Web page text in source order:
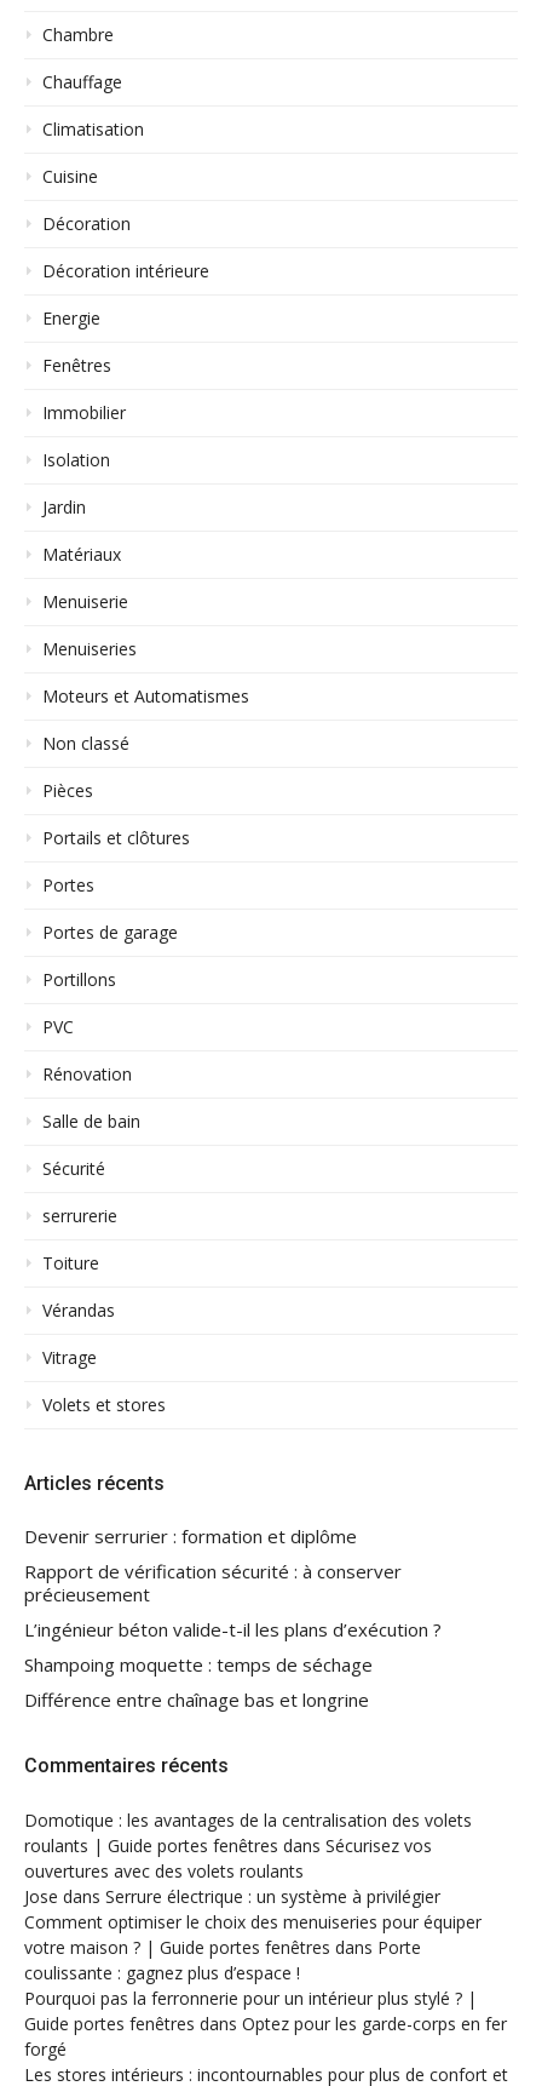
Chambre
Chauffage
Climatisation
Cuisine
Décoration
Décoration intérieure
Energie
Fenêtres
Immobilier
Isolation
Jardin
Matériaux
Menuiserie
Menuiseries
Moteurs et Automatismes
Non classé
Pièces
Portails et clôtures
Portes
Portes de garage
Portillons
PVC
Rénovation
Salle de bain
Sécurité
serrurerie
Toiture
Vérandas
Vitrage
Volets et stores
Articles récents
Devenir serrurier : formation et diplôme
Rapport de vérification sécurité : à conserver
précieusement
L’ingénieur béton valide-t-il les plans d’exécution ?
Shampoing moquette : temps de séchage
Différence entre chaînage bas et longrine
Commentaires récents
Domotique : les avantages de la centralisation des volets
roulants | Guide portes fenêtres dans Sécurisez vos
ouvertures avec des volets roulants
Jose dans Serrure électrique : un système à privilégier
Comment optimiser le choix des menuiseries pour équiper
votre maison ? | Guide portes fenêtres dans Porte
coulissante : gagnez plus d’espace !
Pourquoi pas la ferronnerie pour un intérieur plus stylé ? |
Guide portes fenêtres dans Optez pour les garde-corps en fer
forgé
Les stores intérieurs : incontournables pour plus de confort et